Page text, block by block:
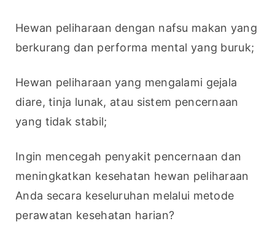
Hewan peliharaan dengan nafsu makan yang
berkurang dan performa mental yang buruk;
Hewan peliharaan yang mengalami gejala
diare, tinja lunak, atau sistem pencernaan
yang tidak stabil;
Ingin mencegah penyakit pencernaan dan
meningkatkan kesehatan hewan peliharaan
Anda secara keseluruhan melalui metode
perawatan kesehatan harian?